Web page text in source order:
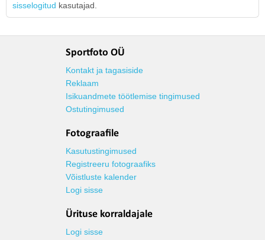
sisselogitud kasutajad.
Sportfoto OÜ
Kontakt ja tagasiside
Reklaam
Isikuandmete töötlemise tingimused
Ostutingimused
Fotograafile
Kasutustingimused
Registreeru fotograafiks
Võistluste kalender
Logi sisse
Ürituse korraldajale
Logi sisse